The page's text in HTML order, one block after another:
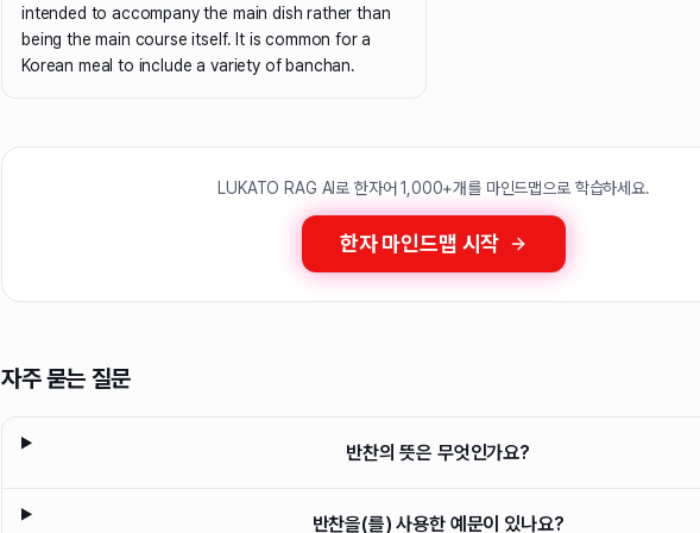
intended to accompany the main dish rather than
being the main course itself. It is common for a
Korean meal to include a variety of banchan.
LUKATO RAG AI로 한자어 1,000+개를 마인드맵으로 학습하세요.
한자 마인드맵 시작
자주 묻는 질문
반찬의 뜻은 무엇인가요?
반찬을(를) 사용한 예문이 있나요?